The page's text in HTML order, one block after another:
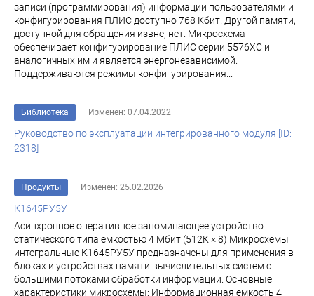
записи (программирования) информации пользователями и
конфигурирования ПЛИС доступно 768 Кбит. Другой памяти,
доступной для обращения извне, нет. Микросхема
обеспечивает конфигурирование ПЛИС серии 5576ХС и
аналогичных им и является энергонезависимой.
Поддерживаются режимы конфигурирования...
Библиотека Изменен: 07.04.2022
Руководство по эксплуатации интегрированного модуля [ID:
2318]
Продукты Изменен: 25.02.2026
К1645РУ5У
Асинхронное оперативное запоминающее устройство
статического типа емкостью 4 Мбит (512К × 8) Микросхемы
интегральные К1645РУ5У предназначены для применения в
блоках и устройствах памяти вычислительных систем с
большими потоками обработки информации. Основные
характеристики микросхемы: Информационная емкость 4